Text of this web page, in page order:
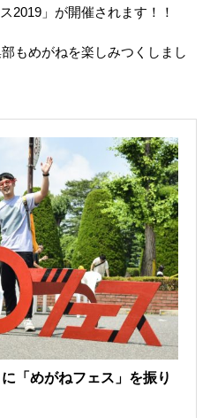
2019」が開催されます！！
もめがねを楽しみつくしまし